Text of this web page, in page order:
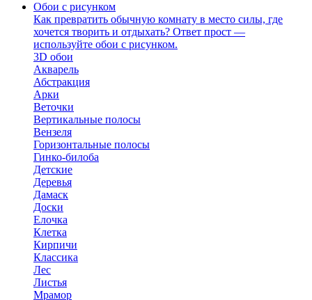
Обои с рисунком
Как превратить обычную комнату в место силы, где
хочется творить и отдыхать? Ответ прост —
используйте обои с рисунком.
3D обои
Акварель
Абстракция
Арки
Веточки
Вертикальные полосы
Вензеля
Горизонтальные полосы
Гинко-билоба
Детские
Деревья
Дамаск
Доски
Елочка
Клетка
Кирпичи
Классика
Лес
Листья
Мрамор